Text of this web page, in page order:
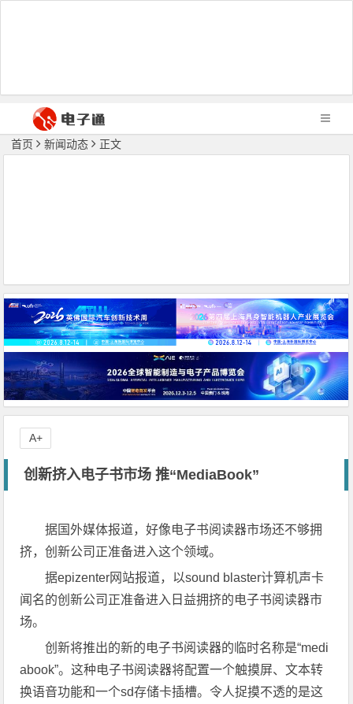
首页 新闻动态 正文
创新挤入电子书市场 推“MediaBook”
据国外媒体报道，好像电子书阅读器市场还不够拥
挤，创新公司正准备进入这个领域。
据epizenter网站报道，以sound blaster计算机声卡
闻名的创新公司正准备进入日益拥挤的电子书阅读器市
场。
创新将推出的新的电子书阅读器的临时名称是“medi
abook”。这种电子书阅读器将配置一个触摸屏、文本转
换语音功能和一个sd存储卡插槽。令人捉摸不透的是这
A+